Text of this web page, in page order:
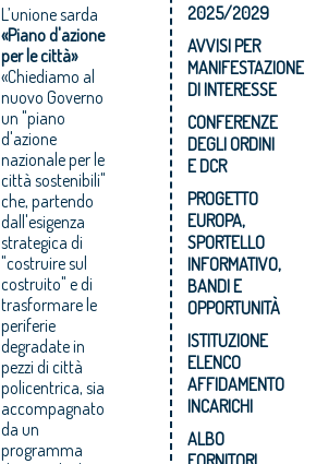
L’unione sarda
«Piano d'azione
per le città»
«Chiediamo al
nuovo Governo
un "piano
d'azione
nazionale per le
città sostenibili"
che, partendo
dall'esigenza
strategica di
"costruire sul
costruito" e di
trasformare le
periferie
degradate in
pezzi di città
policentrica, sia
accompagnato
da un
programma
2025/2029
AVVISI PER
MANIFESTAZIONE
DI INTERESSE
CONFERENZE
DEGLI ORDINI
E DCR
PROGETTO
EUROPA,
SPORTELLO
INFORMATIVO,
BANDI E
OPPORTUNITÀ
ISTITUZIONE
ELENCO
AFFIDAMENTO
INCARICHI
ALBO